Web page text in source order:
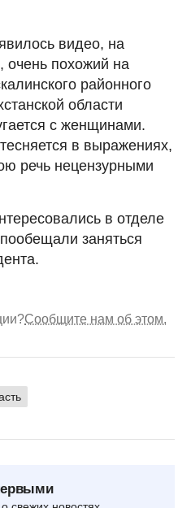
видео, на
очень похожий на
районного
области
с женщинами.
в выражениях,
речь нецензурными
в отделе
заняться
Сообщите нам об этом.